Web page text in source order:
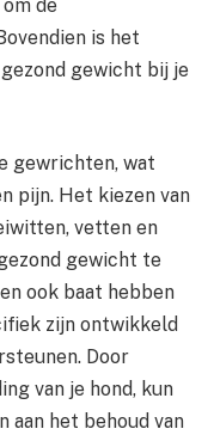
de
is het
gewicht bij je
gewrichten, wat
pijn. Het kiezen van
vetten en
gewicht te
ook baat hebben
zijn ontwikkeld
Door
van je hond, kun
aan het behoud van